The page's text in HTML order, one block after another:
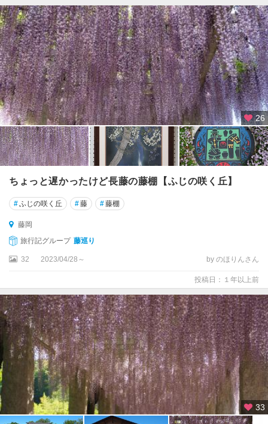
26
ちょっと遅かったけど長藤の藤棚【ふじの咲く丘】
#ふじの咲く丘 #藤 #藤棚
藤岡
旅行記グループ 藤巡り
32 2023/04/28～ by のほりんさん
投稿日：１年以上前
33